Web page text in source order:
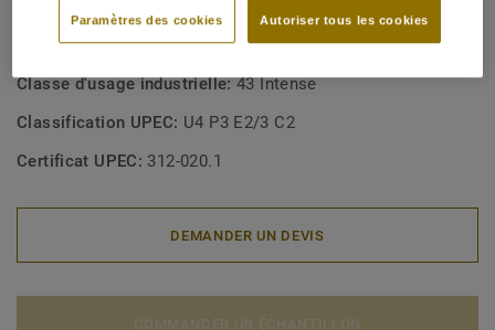
homogènes en poly(chlorure de vinyle)
Classe d'usage commerciale:34 Circulation très intense
Classe d'usage industrielle:43 Intense
Classification UPEC: U4 P3 E2/3 C2
Certificat UPEC: 312-020.1
DEMANDER UN DEVIS
Autoriser tous les cookies
Paramètres des cookies